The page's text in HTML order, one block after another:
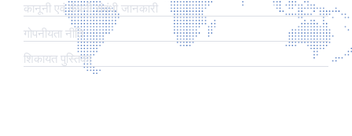
कानूनी एवं कंपनी संबंधी जानकारी
​गोपनीयता नीति
शिकायत पुस्तिका